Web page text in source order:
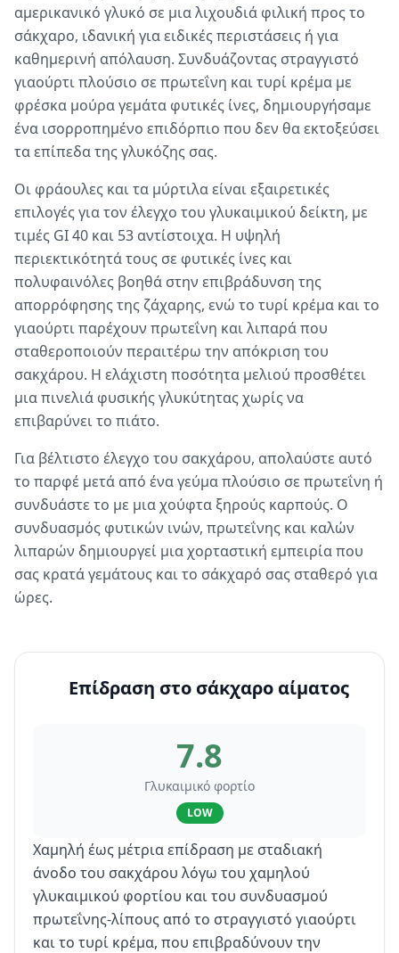
αμερικανικό γλυκό σε μια λιχουδιά φιλική προς το
σάκχαρο, ιδανική για ειδικές περιστάσεις ή για
καθημερινή απόλαυση. Συνδυάζοντας στραγγιστό
γιαούρτι πλούσιο σε πρωτεΐνη και τυρί κρέμα με
φρέσκα μούρα γεμάτα φυτικές ίνες, δημιουργήσαμε
ένα ισορροπημένο επιδόρπιο που δεν θα εκτοξεύσει
τα επίπεδα της γλυκόζης σας.
Οι φράουλες και τα μύρτιλα είναι εξαιρετικές
επιλογές για τον έλεγχο του γλυκαιμικού δείκτη, με
τιμές GI 40 και 53 αντίστοιχα. Η υψηλή
περιεκτικότητά τους σε φυτικές ίνες και
πολυφαινόλες βοηθά στην επιβράδυνση της
απορρόφησης της ζάχαρης, ενώ το τυρί κρέμα και το
γιαούρτι παρέχουν πρωτεΐνη και λιπαρά που
σταθεροποιούν περαιτέρω την απόκριση του
σακχάρου. Η ελάχιστη ποσότητα μελιού προσθέτει
μια πινελιά φυσικής γλυκύτητας χωρίς να
επιβαρύνει το πιάτο.
Για βέλτιστο έλεγχο του σακχάρου, απολαύστε αυτό
το παρφέ μετά από ένα γεύμα πλούσιο σε πρωτεΐνη ή
συνδυάστε το με μια χούφτα ξηρούς καρπούς. Ο
συνδυασμός φυτικών ινών, πρωτεΐνης και καλών
λιπαρών δημιουργεί μια χορταστική εμπειρία που
σας κρατά γεμάτους και το σάκχαρό σας σταθερό για
ώρες.
Επίδραση στο σάκχαρο αίματος
7.8
Γλυκαιμικό φορτίο
LOW
Χαμηλή έως μέτρια επίδραση με σταδιακή
άνοδο του σακχάρου λόγω του χαμηλού
γλυκαιμικού φορτίου και του συνδυασμού
πρωτεΐνης-λίπους από το στραγγιστό γιαούρτι
και το τυρί κρέμα, που επιβραδύνουν την